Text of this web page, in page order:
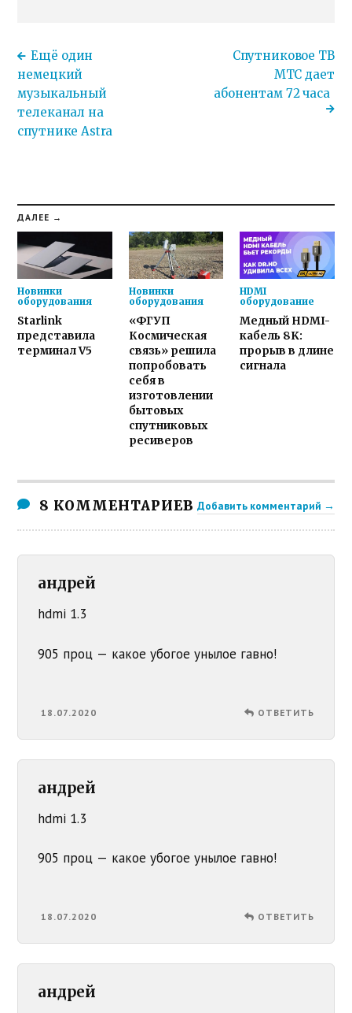
Ещё один
немецкий
музыкальный
телеканал на
спутнике Astra
Спутниковое ТВ
МТС дает
абонентам 72 часа
ДАЛЕЕ →
Новинки
оборудования
Starlink
представила
терминал V5
Новинки
оборудования
«ФГУП
Космическая
связь» решила
попробовать
себя в
изготовлении
бытовых
спутниковых
ресиверов
HDMI
оборудование
Медный HDMI-
кабель 8K:
прорыв в длине
сигнала
8 КОММЕНТАРИЕВ Добавить комментарий →
андрей
hdmi 1.3
905 проц — какое убогое унылое гавно!
18.07.2020 ОТВЕТИТЬ
андрей
hdmi 1.3
905 проц — какое убогое унылое гавно!
18.07.2020 ОТВЕТИТЬ
андрей